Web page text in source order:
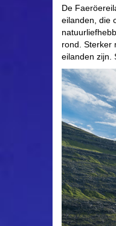
De
eilanden, die
rond. Sterker
eilanden zijn.